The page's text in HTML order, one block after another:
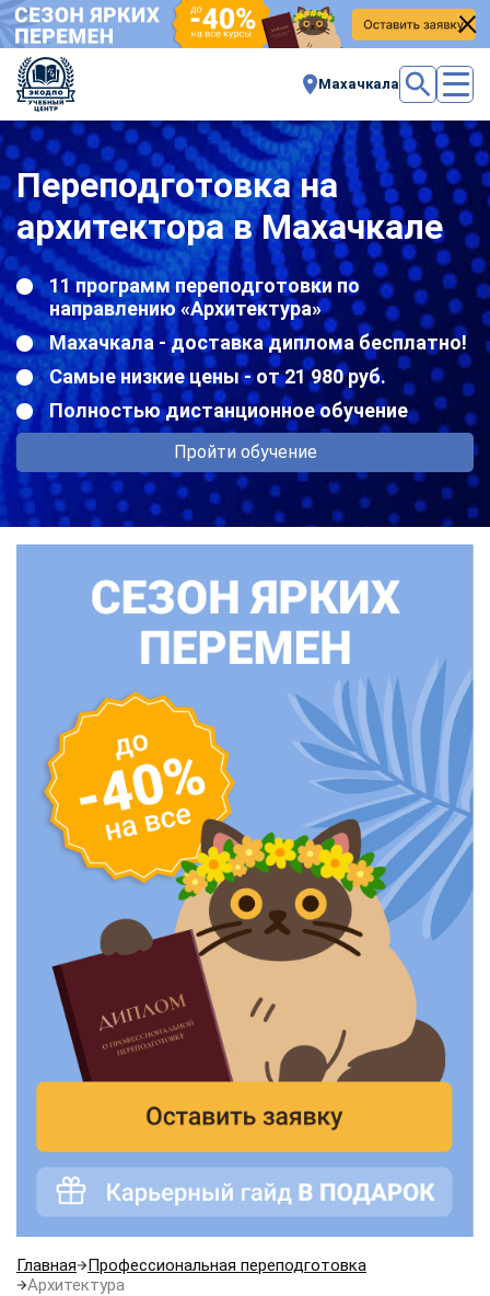
Махачкала
Переподготовка на
архитектора в Махачкале
11 программ переподготовки по
направлению «Архитектура»
Махачкала - доставка диплома бесплатно!
Самые низкие цены - от 21 980 руб.
Полностью дистанционное обучение
Пройти обучение
Главная
Профессиональная переподготовка
Архитектура